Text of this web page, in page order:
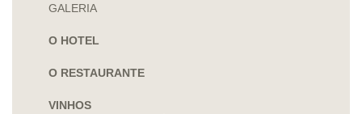
GALERIA
O HOTEL
O RESTAURANTE
VINHOS